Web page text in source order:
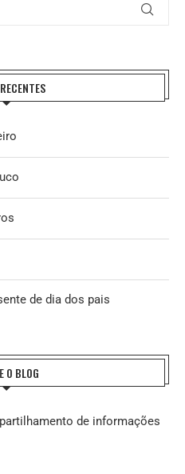
de dia dos pais
O BLOG
de informações